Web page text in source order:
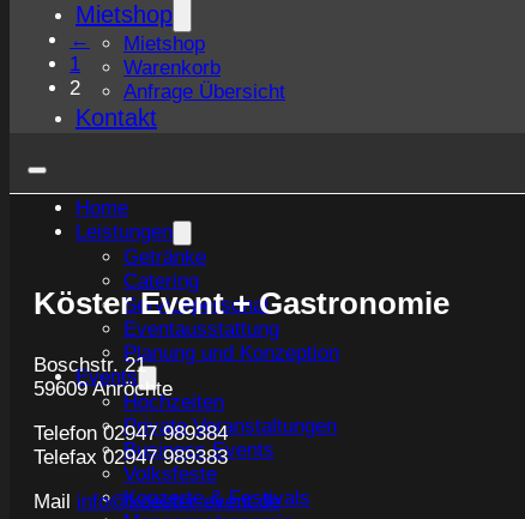
Mietshop
Mietshop
Warenkorb
Anfrage Übersicht
Kontakt
Home
Leistungen
Getränke
Catering
Servicepersonal
Eventausstattung
Planung und Konzeption
Events
Hochzeiten
Private Veranstaltungen
Business Events
Volksfeste
Konzerte & Festivals
←
1
2
Köster Event + Gastronomie
Boschstr. 21
59609 Anröchte
Telefon 02947 989384
Telefax 02947 989383
Mail info@koester-event.de